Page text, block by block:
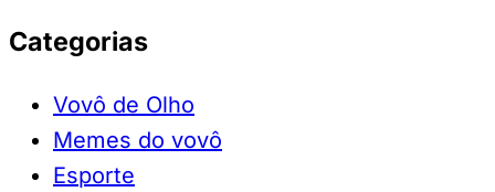
Categorias
Vovô de Olho
Memes do vovô
Esporte